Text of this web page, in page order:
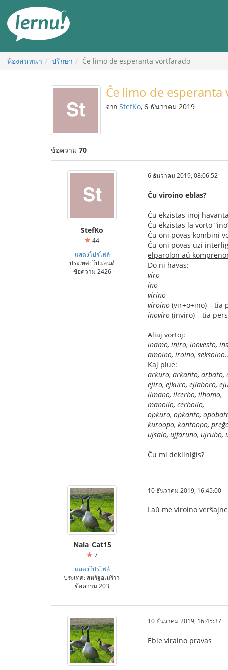
สารบัญ
ห้องสนทนา ปรึกษา Ĉe limo de esperanta vortfarado
Ĉe limo de
จาก StefKo, 6 ธันวาคม 2019
ข้อความ 70
StefKo
44
แสดงโปรไฟล์
ประเทศ: โปแลนด์
ข้อความ 2426
6 ธันวาคม 2019, 08:06:52
Ĉu viroino eblas?
Ĉu ekzistas inoj
Ĉu ekzistas la vorto
Ĉu oni povas kombini
Ĉu oni povas uzi
elparolon aŭ
Do ni havas:
viro
ino
virino
viroino (vir+o+ino) – tia
inoviro (inviro) – tia
Aliaj vortoj:
inamo, iniro, inovesto,
amoino, iroino,
Kaj plue:
arkuro, arkanto, arbato,
ejiro, ejkuro, ejlaboro,
ilmano, ilcerbo, ilhomo,
manoilo, cerboilo,
opkuro, opkanto,
kuroopo, kantoopo,
ujsalo, ujfaruno, ujrubo,
Ĉu mi dekliniĝis?
Nala_Cat15
7
แสดงโปรไฟล์
ประเทศ: สหรัฐอเมริกา
ข้อความ 203
10 ธันวาคม 2019, 16:45:00
Laŭ me viroino
10 ธันวาคม 2019, 16:45:37
Eble viraino pravas